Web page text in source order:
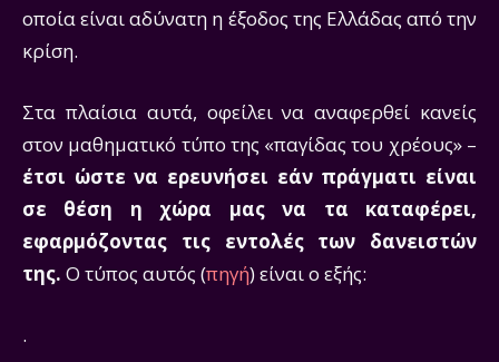
οποία είναι αδύνατη η έξοδος της Ελλάδας από την
κρίση.
Στα πλαίσια αυτά, οφείλει να αναφερθεί κανείς
στον μαθηματικό τύπο της «παγίδας του χρέους» –
έτσι ώστε να ερευνήσει εάν πράγματι είναι
σε θέση η χώρα μας να τα καταφέρει,
εφαρμόζοντας τις εντολές των δανειστών
της. Ο τύπος αυτός (πηγή) είναι ο εξής:
.